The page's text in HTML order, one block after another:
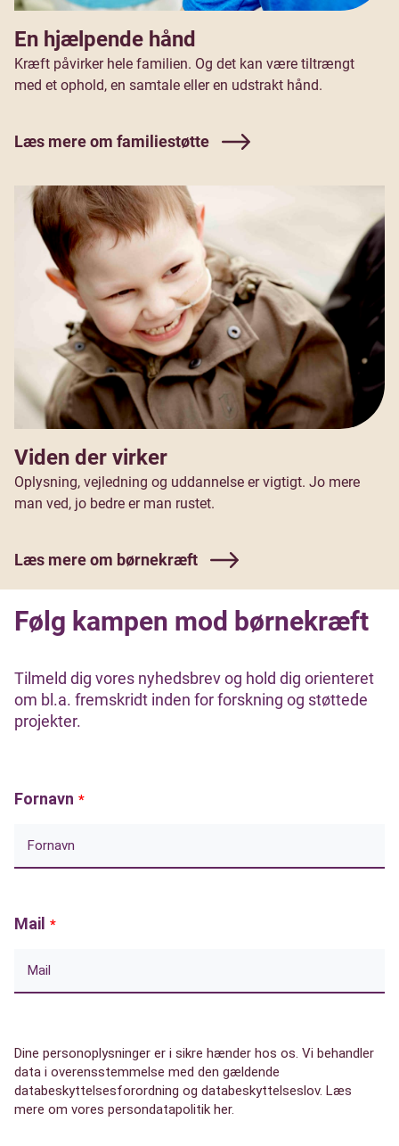
En hjælpende hånd
Kræft påvirker hele familien. Og det kan være tiltrængt
med et ophold, en samtale eller en udstrakt hånd.
Læs mere om familiestøtte
Viden der virker
Oplysning, vejledning og uddannelse er vigtigt. Jo mere
man ved, jo bedre er man rustet.
Læs mere om børnekræft
Følg kampen mod børnekræft
Tilmeld dig vores nyhedsbrev og hold dig orienteret
om bl.a. fremskridt inden for forskning og støttede
projekter.
Fornavn *
Mail *
Dine personoplysninger er i sikre hænder hos os. Vi behandler
data i overensstemmelse med den gældende
databeskyttelsesforordning og databeskyttelseslov. Læs
mere om vores persondatapolitik her.